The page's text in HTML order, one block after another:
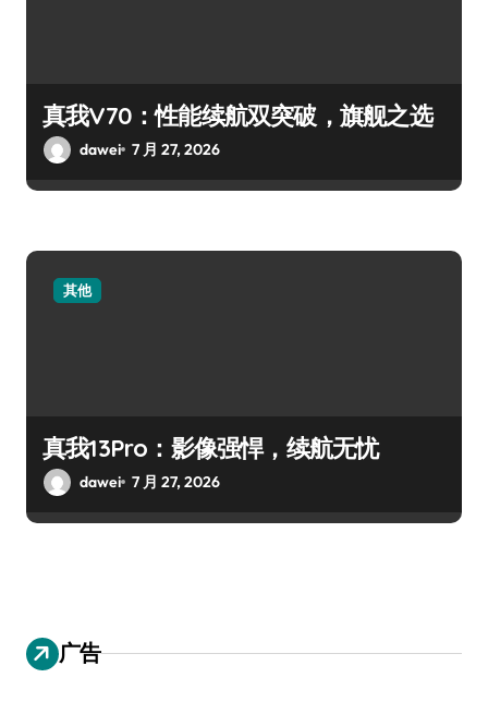
真我V70：性能续航双突破，旗舰之选
dawei 7 月 27, 2026
其他
真我13Pro：影像强悍，续航无忧
dawei 7 月 27, 2026
广告